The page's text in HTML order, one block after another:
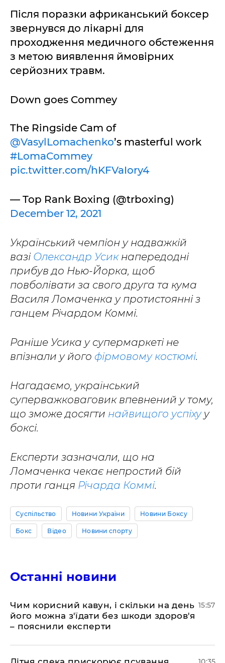
Після поразки африканський боксер
звернувся до лікарні для
проходження медичного обстеження
з метою виявлення ймовірних
серйозних травм.
Down goes Commey
The Ringside Cam of
@VasylLomachenko’s masterful work
#LomaCommey
pic.twitter.com/hKFVaIory4
— Top Rank Boxing (@trboxing)
December 12, 2021
Український чемпіон у надважкій
вазі Олександр Усик напередодні
прибув до Нью-Йорка, щоб
повболівати за свого друга та кума
Василя Ломаченка у протистоянні з
ганцем Річардом Коммі.
Раніше Усика у супермаркеті не
впізнали у його фірмовому костюмі.
Нагадаємо, український
суперважковаговик впевнений у тому,
що зможе досягти найвищого успіху у
боксі.
Експерти зазначали, що на
Ломаченка чекає непростий бій
проти ганця Річарда Коммі.
Суспільство Новини України Новини Боксу
Бокс Відео Новини спорту
Останні новини
Чим корисний кавун, і скільки на день
його можна з'їдати без шкоди здоров'я
– пояснили експерти
15:57